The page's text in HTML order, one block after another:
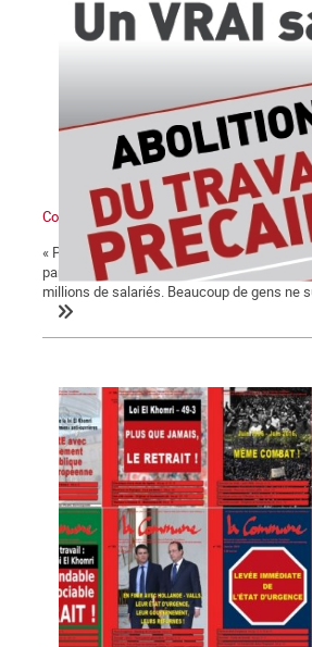
Comment naît le besoin d’un parti des
« Personne ne nous représente ». Cet
par le Point 1 à propos des élections
millions de salariés. Beaucoup de gens ne